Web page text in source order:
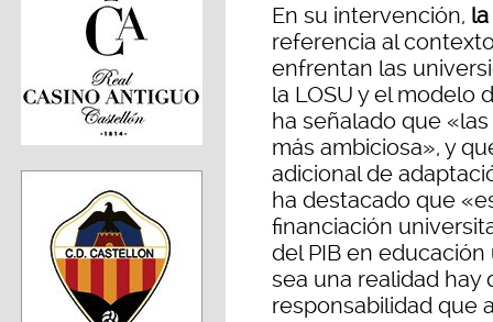
En su intervención,
referencia al
enfrentan las
la LOSU y el modelo
ha señalado que
más ambiciosa», y
adicional de
ha destacado que
financiación
del PIB en
sea una realidad
responsabilidad que